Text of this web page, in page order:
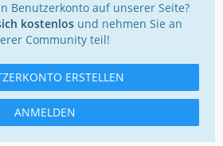
Benutzerkonto auf unserer Seite?
kostenlosund nehmen Sie an
Community teil!
ERSTELLEN
ANMELDEN